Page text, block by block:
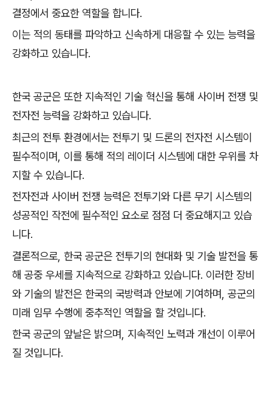
결정에서 중요한 역할을 합니다.
이는 적의 동태를 파악하고 신속하게 대응할 수 있는 능력을
강화하고 있습니다.
한국 공군은 또한 지속적인 기술 혁신을 통해 사이버 전쟁 및
전자전 능력을 강화하고 있습니다.
최근의 전투 환경에서는 전투기 및 드론의 전자전 시스템이
필수적이며, 이를 통해 적의 레이더 시스템에 대한 우위를 차
지할 수 있습니다.
전자전과 사이버 전쟁 능력은 전투기와 다른 무기 시스템의
성공적인 작전에 필수적인 요소로 점점 더 중요해지고 있습
니다.
결론적으로, 한국 공군은 전투기의 현대화 및 기술 발전을 통
해 공중 우세를 지속적으로 강화하고 있습니다. 이러한 장비
와 기술의 발전은 한국의 국방력과 안보에 기여하며, 공군의
미래 임무 수행에 중추적인 역할을 할 것입니다.
한국 공군의 앞날은 밝으며, 지속적인 노력과 개선이 이루어
질 것입니다.